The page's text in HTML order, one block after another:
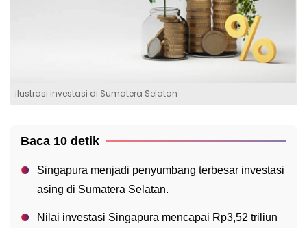
ilustrasi investasi di Sumatera Selatan
Baca 10 detik
Singapura menjadi penyumbang terbesar investasi
asing di Sumatera Selatan.
Nilai investasi Singapura mencapai Rp3,52 triliun